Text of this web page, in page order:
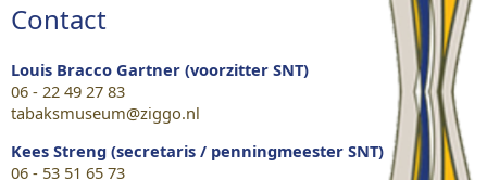
Contact
Louis Bracco Gartner (voorzitter SNT)
06 - 22 49 27 83
tabaksmuseum@ziggo.nl
Kees Streng (secretaris / penningmeester SNT)
06 - 53 51 65 73